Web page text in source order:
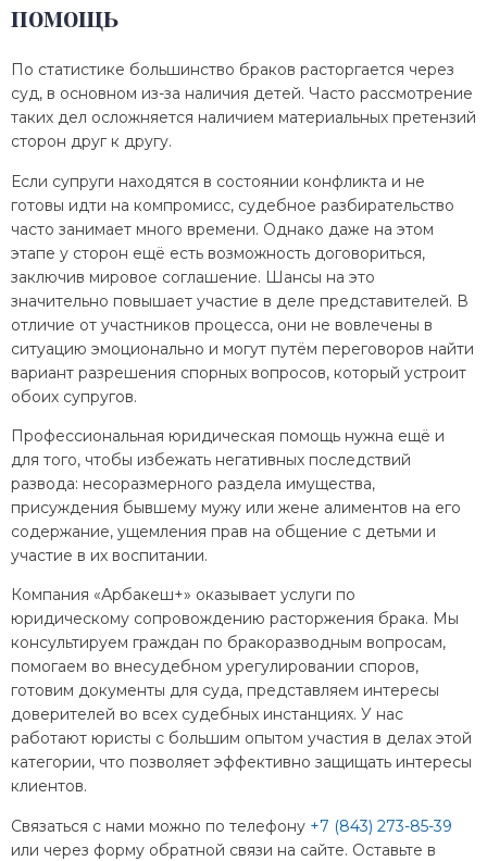
помощь
По статистике большинство браков расторгается через
суд, в основном из-за наличия детей. Часто рассмотрение
таких дел осложняется наличием материальных претензий
сторон друг к другу.
Если супруги находятся в состоянии конфликта и не
готовы идти на компромисс, судебное разбирательство
часто занимает много времени. Однако даже на этом
этапе у сторон ещё есть возможность договориться,
заключив мировое соглашение. Шансы на это
значительно повышает участие в деле представителей. В
отличие от участников процесса, они не вовлечены в
ситуацию эмоционально и могут путём переговоров найти
вариант разрешения спорных вопросов, который устроит
обоих супругов.
Профессиональная юридическая помощь нужна ещё и
для того, чтобы избежать негативных последствий
развода: несоразмерного раздела имущества,
присуждения бывшему мужу или жене алиментов на его
содержание, ущемления прав на общение с детьми и
участие в их воспитании.
Компания «Арбакеш+» оказывает услуги по
юридическому сопровождению расторжения брака. Мы
консультируем граждан по бракоразводным вопросам,
помогаем во внесудебном урегулировании споров,
готовим документы для суда, представляем интересы
доверителей во всех судебных инстанциях. У нас
работают юристы с большим опытом участия в делах этой
категории, что позволяет эффективно защищать интересы
клиентов.
Связаться с нами можно по телефону +7 (843) 273-85-39
или через форму обратной связи на сайте. Оставьте в